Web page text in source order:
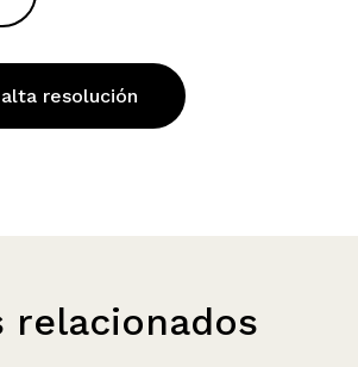
resolución
relacionados